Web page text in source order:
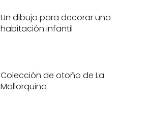
Un dibujo para decorar una
habitación infantil
Colección de otoño de La
Mallorquina